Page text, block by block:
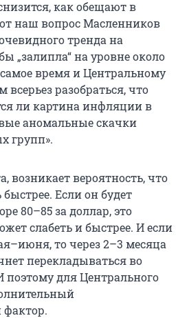
как обещают в
наш вопрос Масленников
тренда на
„залипла“ на уровне около
время и Центральному
разобраться, что
ли картина инфляции в
аномальные скачки
групп».
возникает вероятность, что
быстрее. Если он будет
80–85 за доллар, это
слабеть и быстрее. И если
то через 2–3 месяца
перекладываться во
для Центрального